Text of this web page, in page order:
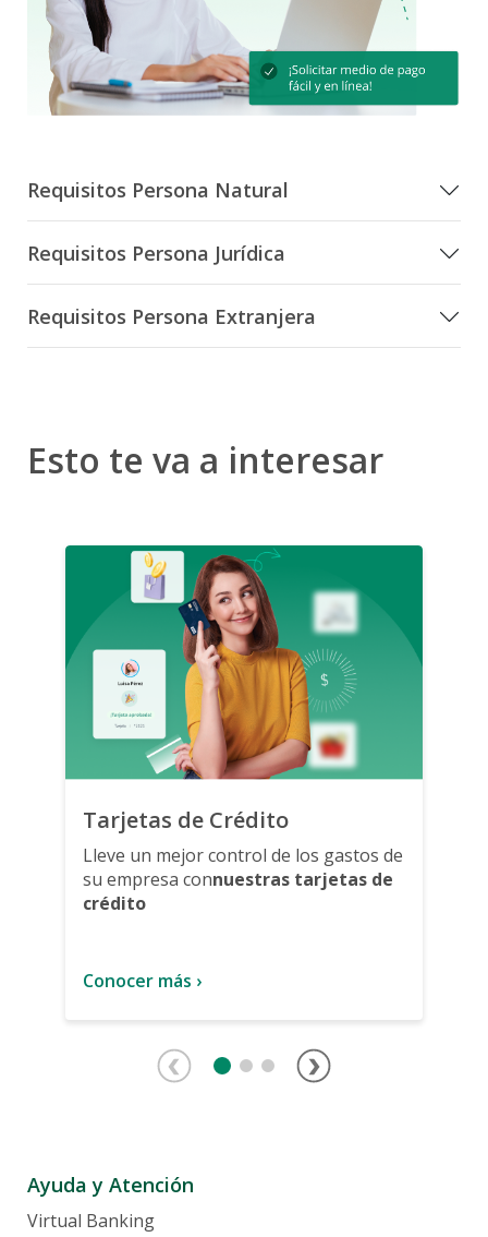
Requisitos Persona Natural
Requisitos Persona Jurídica
Requisitos Persona Extranjera
Esto te va a interesar
Tarjetas de Crédito
Lleve un mejor control de los gastos de
su empresa connuestras tarjetas de
crédito
Conocer más ›
Ayuda y Atención
Virtual Banking